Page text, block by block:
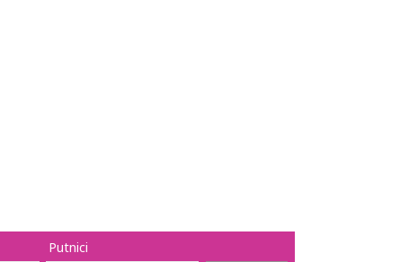
Putnici